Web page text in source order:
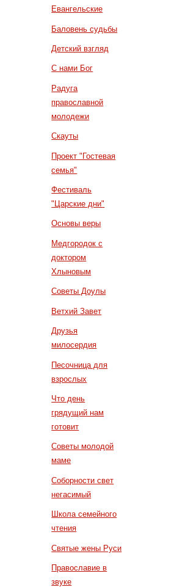
Евангельские
Баловень судьбы
Детский взгляд
С нами Бог
Радуга
православной
молодежи
Скауты
Проект "Гостевая
семья"
Фестиваль
"Царские дни"
Основы веры
Медгородок с
доктором
Хлыновым
Советы Доулы
Ветхий Завет
Друзья
милосердия
Песочница для
взрослых
Что день
грядущий нам
готовит
Советы молодой
маме
Соборности свет
негасимый
Школа семейного
чтения
Святые жены Руси
Православие в
звуке